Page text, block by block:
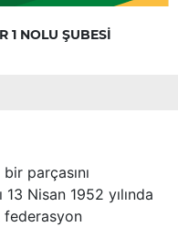
1 NOLU ŞUBESİ
parçasını
Nisan 1952 yılında
federasyon